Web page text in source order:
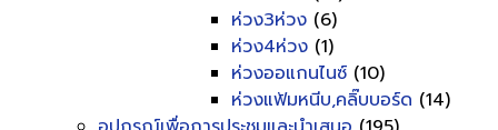
ห่วง3ห่วง (6)
ห่วง4ห่วง (1)
ห่วงออแกนไนซ์ (10)
ห่วงแฟ้มหนีบ,คลิ๊บบอร์ด (14)